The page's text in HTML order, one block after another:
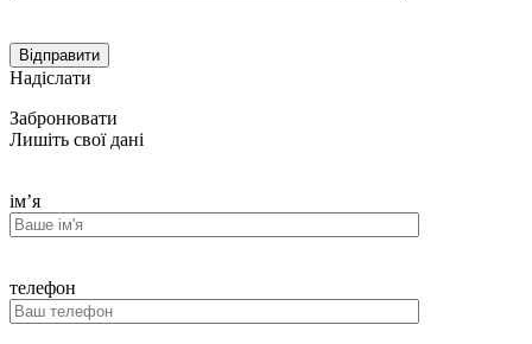
Надіслати
Забронювати
Лишіть свої дані
ім’я
телефон